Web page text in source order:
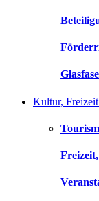
Kultur,